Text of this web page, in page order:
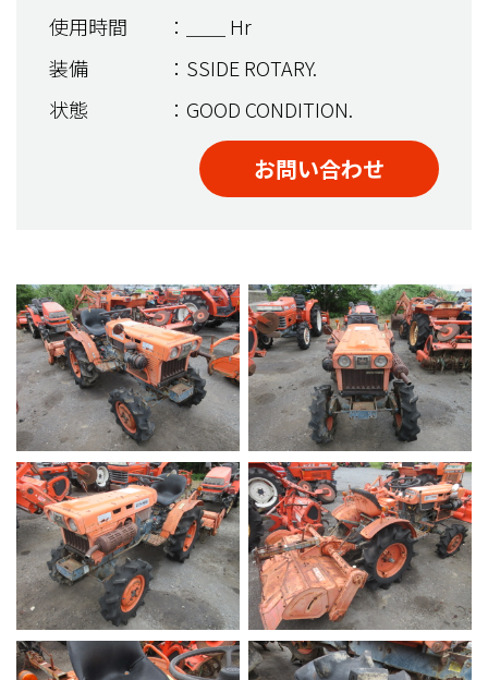
使用時間
：＿＿ Hr
装備
：SSIDE ROTARY.
状態
：GOOD CONDITION.
お問い合わせ